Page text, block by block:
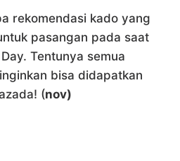
rekomendasi kado yang
pasangan pada saat
Tentunya semua
bisa didapatkan
(nov)